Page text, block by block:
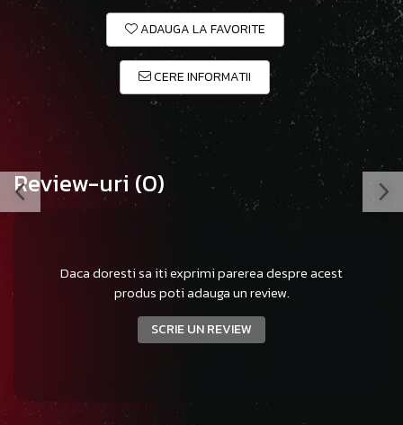
ADAUGA LA FAVORITE
CERE INFORMATII
Review-uri (0)
Daca doresti sa iti exprimi parerea despre acest
produs poti adauga un review.
SCRIE UN REVIEW